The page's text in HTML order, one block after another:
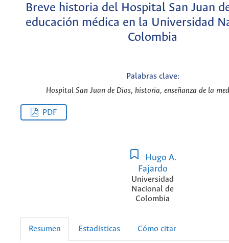
Breve historia del Hospital San Juan
educación médica en la Universidad
Colombia
Palabras clave:
Hospital San Juan de Dios, historia, enseñanza de la
PDF
Hugo A.
Fajardo
Universidad
Nacional de
Colombia
Resumen Estadísticas Cómo citar